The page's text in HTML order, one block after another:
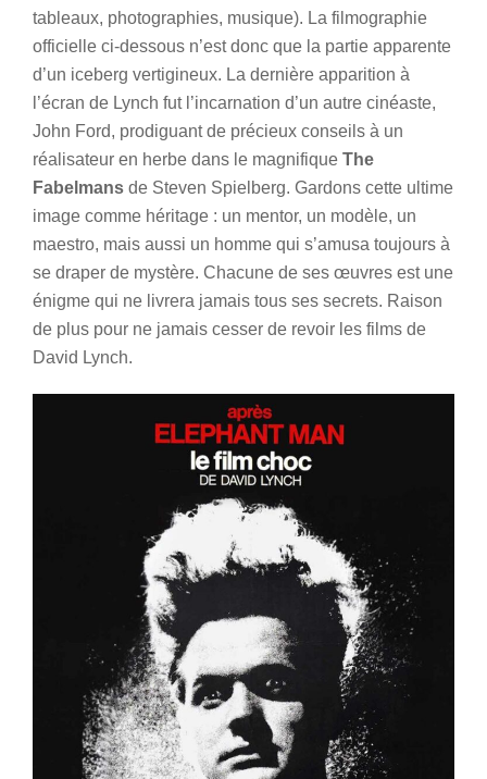
tableaux, photographies, musique). La filmographie
officielle ci-dessous n’est donc que la partie apparente
d’un iceberg vertigineux. La dernière apparition à
l’écran de Lynch fut l’incarnation d’un autre cinéaste,
John Ford, prodiguant de précieux conseils à un
réalisateur en herbe dans le magnifique The
Fabelmans de Steven Spielberg. Gardons cette ultime
image comme héritage : un mentor, un modèle, un
maestro, mais aussi un homme qui s’amusa toujours à
se draper de mystère. Chacune de ses œuvres est une
énigme qui ne livrera jamais tous ses secrets. Raison
de plus pour ne jamais cesser de revoir les films de
David Lynch.